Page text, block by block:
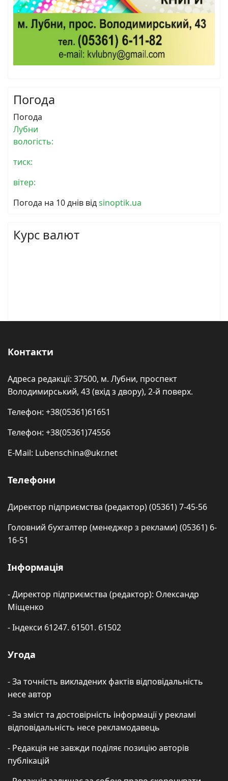
Погода
Погода
Лубни
вологість:
тиск:
вітер:
Погода на 10 днів відsinoptik.ua
Курс валют
Контакти
Адреса редакції: 37500, м. Лубни, проспект
Володимирський, 43 (вхід з двору), 2-й поверх.
Телефон: +38(05361)61651
Телефон: +38(05361)74556
E-Mail: Lubenschina@ukr.net
Телефони
Директор підприємства (редактор) (05361) 7-45-56
Головний бухгалтер (менеджер з реклами) (05361) 6-
16-51
Інформація
- Директор підприємства (редактор): Олександр
Міщенко
- Індекси 61247. 61501. 61502
Угода
- За точність викладених фактів відповідальність
несе автор
- За зміст та достовірність інформації у рекламі
відповідальність несе рекламодавець
- Редакція не завжди поділяє позицію авторів
публікацій